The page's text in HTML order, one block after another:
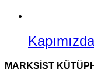
MARKSIST